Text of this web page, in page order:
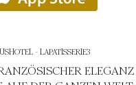
- LAPATISSERIE3
ELEGANZ